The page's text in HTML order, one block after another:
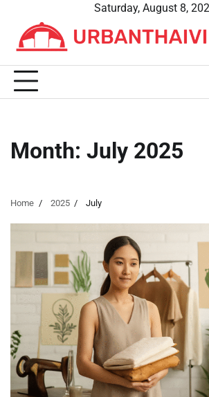
content
Saturday, August 8,
Month: July 2025
Home 2025 July